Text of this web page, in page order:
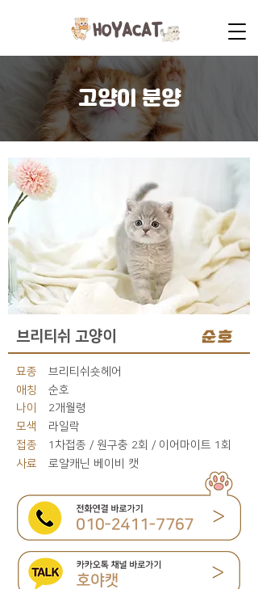
고양이 분양
브리티쉬 고양이 순호
묘종
브리티쉬숏헤어
애칭
순호
나이
2개월령
모색
라일락
접종
1차접종 / 원구충 2회 / 이어마이트 1회
사료
로얄캐닌 베이비 캣